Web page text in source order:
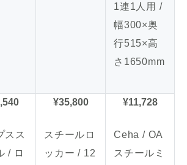
1連1人用 /
幅300×奥
行515×高
さ1650mm
スス
/ ロ
¥35,800
スチールロ
ッカー / 12
¥11,728
Ceha / OA
スチールミ